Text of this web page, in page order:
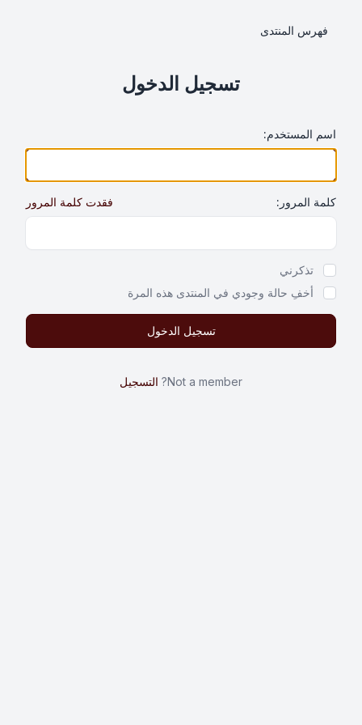
فهرس المنتدى
تسجيل الدخول
اسم المستخدم:
كلمة المرور: فقدت كلمة المرور
تذكرني
أخفِ حالة وجودي في المنتدى هذه المرة
Not a member? التسجيل